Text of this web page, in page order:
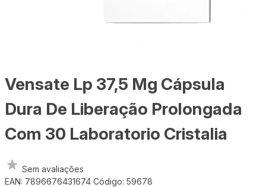
Vensate Lp 37,5 Mg Cápsula
Dura De Liberação Prolongada
Com 30 Laboratorio Cristalia
Sem avaliações
EAN: 7896676431674 Código: 59678